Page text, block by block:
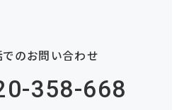
でのお問い合わせ
358-668